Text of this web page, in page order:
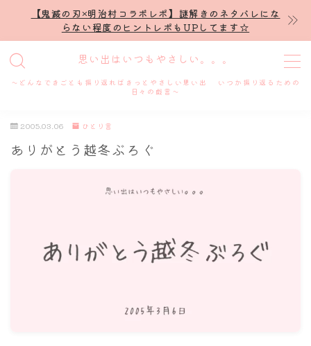
【鬼滅の刃×明治村コラボレポ】謎解きのネタバレにな
らない程度のヒントレポもUPしてます☆
思い出はいつもやさしい。。。
～どんなできごとも振り返ればきっとやさしい思い出 いつか振り返るための
日々の戯言～
MENU
プロフィール
舞台・ライブ
2005.03.06 ひとり言
ありがとう越冬ぶろぐ